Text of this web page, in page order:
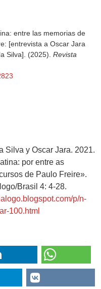
entre las memorias de
[entrevista a Oscar Jara
Silva]. (2025). Revista
Silva y Oscar Jara. 2021.
por entre as
de Paulo Freire».
Brasil 4: 4-28.
p/n-
100.html